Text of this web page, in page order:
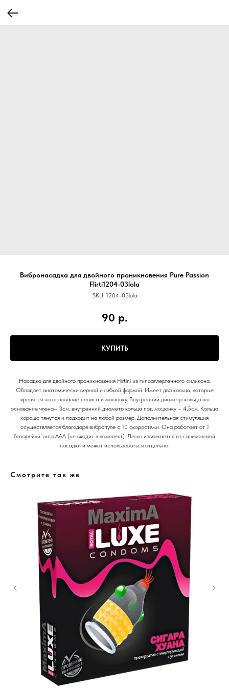
Вибронасадка для двойного проникновения Pure Passion
Flirti1204-03lola
SKU: 1204-03lola
90 р.
КУПИТЬ
Насадка для двойного проникновения Flirtini из гипоаллергенного силикона.
Обладает анатомически верной и гибкой формой. Имеет два кольца, которые
крепятся на основание пениса и мошонку. Внутренний диаметр кольца на
основание члена– 3см, внутренний диаметр кольца под мошонку – 4,5см. Кольца
хорошо тянутся и подходит на любой размер. Дополнительная стимуляция
осуществляется благодаря вибропуле с 10 скоростями. Она работает от 1
батарейки типа ААА (не входит в комплект). Легко извлекается из силиконовой
насадки и может использоваться отдельно.
Смотрите так же